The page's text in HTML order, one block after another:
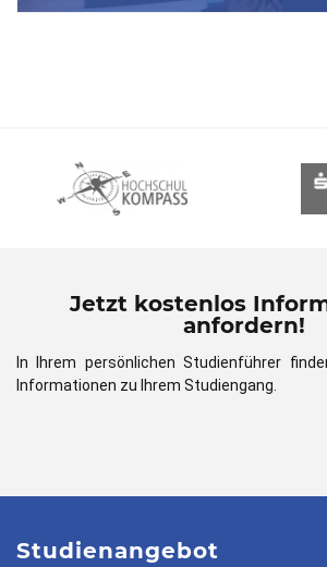
Jetzt kostenlos
anfordern!
In Ihrem persönlichen Studienführer
Informationen zu Ihrem Studiengang.
Studienangebot